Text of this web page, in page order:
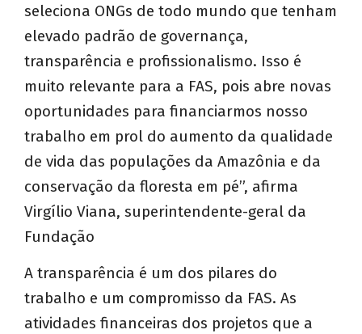
seleciona ONGs de todo mundo que tenham
elevado padrão de governança,
transparência e profissionalismo. Isso é
muito relevante para a FAS, pois abre novas
oportunidades para financiarmos nosso
trabalho em prol do aumento da qualidade
de vida das populações da Amazônia e da
conservação da floresta em pé”, afirma
Virgílio Viana, superintendente-geral da
Fundação
A transparência é um dos pilares do
trabalho e um compromisso da FAS. As
atividades financeiras dos projetos que a